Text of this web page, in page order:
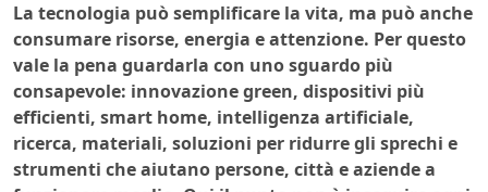
La tecnologia può semplificare la vita, ma può anche
consumare risorse, energia e attenzione. Per questo
vale la pena guardarla con uno sguardo più
consapevole: innovazione green, dispositivi più
efficienti, smart home, intelligenza artificiale,
ricerca, materiali, soluzioni per ridurre gli sprechi e
strumenti che aiutano persone, città e aziende a